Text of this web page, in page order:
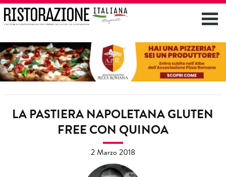
LA PASTIERA NAPOLETANA GLUTEN
FREE CON QUINOA
2 Marzo 2018